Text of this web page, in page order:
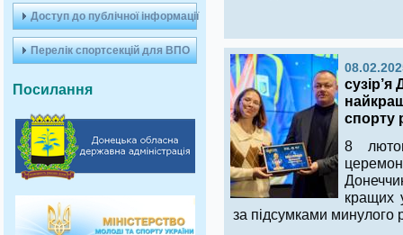
Доступ до публічної інформації
Перелік спортсекцій для ВПО
Посилання
спорту
8
кращих
за підсумками минулого